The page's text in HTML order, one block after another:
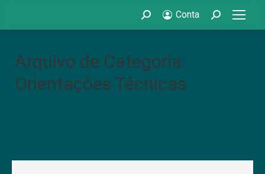
Search: Conta Search:
Arquivo de Categoria:
Orientações Técnicas